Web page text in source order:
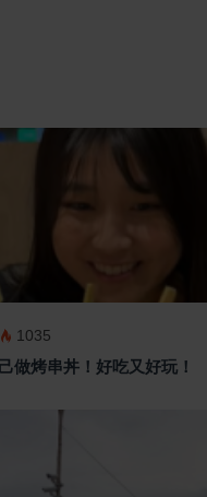
1035
做烤串丼！好吃又好玩！